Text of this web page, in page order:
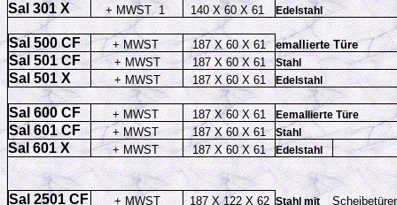
Sal 301 X + MWST 1 140 X 60 X 61 Edelstahl
Sal 500 CF + MWST 187 X 60 X 61 emallierte Türe
Sal 501 CF + MWST 187 X 60 X 61 Stahl
Sal 501 X + MWST 187 X 60 X 61 Edelstahl
Sal 600 CF + MWST 187 X 60 X 61 Eemallierte Türe
Sal 601 CF + MWST 187 X 60 X 61 Stahl
Sal 601 X + MWST 187 X 60 X 61 Edelstahl
Sal 2501 CF + MWST 187 X 122 X 62 Stahl mit